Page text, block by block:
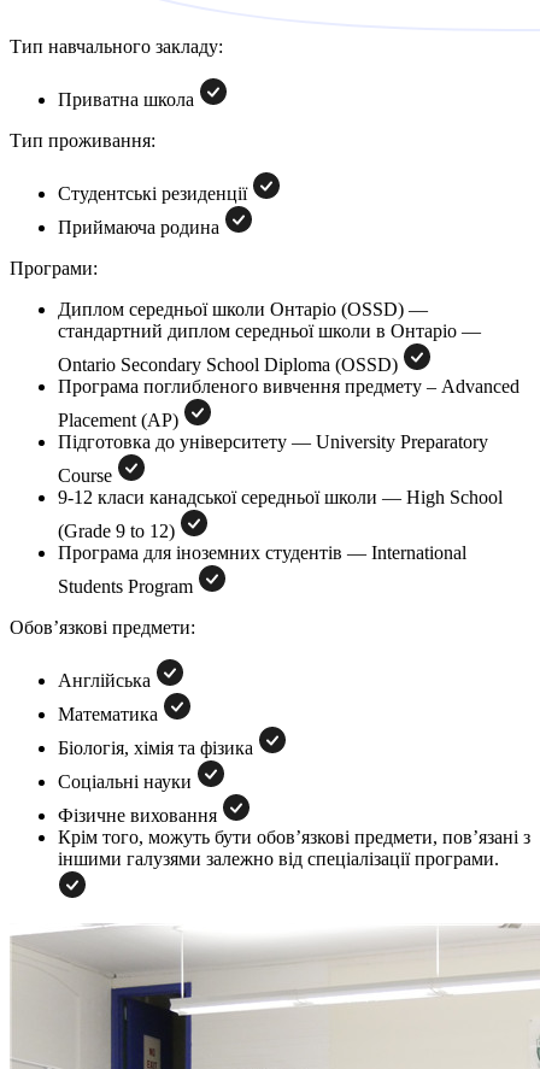
Тип навчального закладу:
Приватна школа
Тип проживання:
Студентські резиденції
Приймаюча родина
Програми:
Диплом середньої школи Онтаріо (OSSD) —
cтандартний диплом середньої школи в Онтаріо —
Ontario Secondary School Diploma (OSSD)
Програма поглибленого вивчення предмету – Advanced
Placement (AP)
Підготовка до університету — University Preparatory
Course
9-12 класи канадської середньої школи — High School
(Grade 9 to 12)
Програма для іноземних студентів — International
Students Program
Обов’язкові предмети:
Англійська
Математика
Біологія, хімія та фізика
Соціальні науки
Фізичне виховання
Крім того, можуть бути обов’язкові предмети, пов’язані з
іншими галузями залежно від спеціалізації програми.